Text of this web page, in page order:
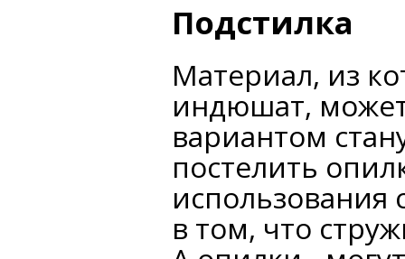
Подстилка
Материал, из
индюшат,
вариантом
постелить
использования
в том, что